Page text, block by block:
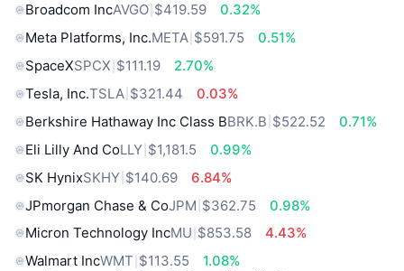
Broadcom IncAVGO $419.59
0.32%
Meta Platforms, Inc.META $591.75
0.51%
SpaceXSPCX $111.19
2.70%
Tesla, Inc.TSLA $321.44
0.03%
Berkshire Hathaway Inc Class BBRK.B $522.52
0.71%
Eli Lilly And CoLLY $1,181.5
0.99%
SK HynixSKHY $140.69
6.84%
JPmorgan Chase & CoJPM $362.75
0.98%
Micron Technology IncMU $853.58
4.43%
Walmart IncWMT $113.55 1.08%